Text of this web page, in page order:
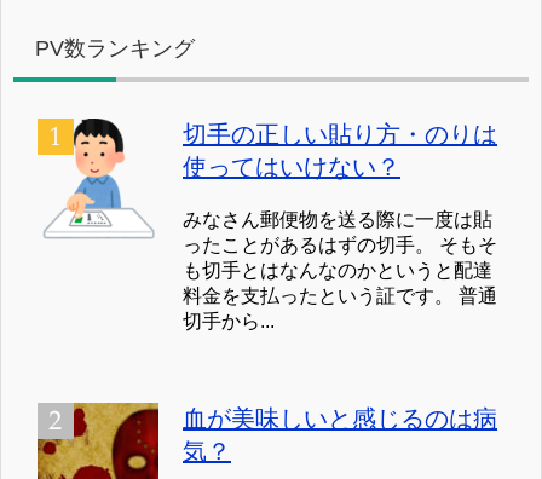
PV数ランキング
切手の正しい貼り方・のりは
使ってはいけない？
みなさん郵便物を送る際に一度は貼
ったことがあるはずの切手。 そもそ
も切手とはなんなのかというと配達
料金を支払ったという証です。 普通
切手から...
血が美味しいと感じるのは病
気？